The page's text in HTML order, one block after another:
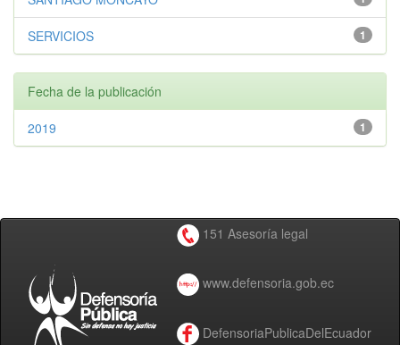
1
SERVICIOS
Fecha de la publicación
1
2019
151 Asesoría legal
www.defensoria.gob.ec
DefensoriaPublicaDelEcuador